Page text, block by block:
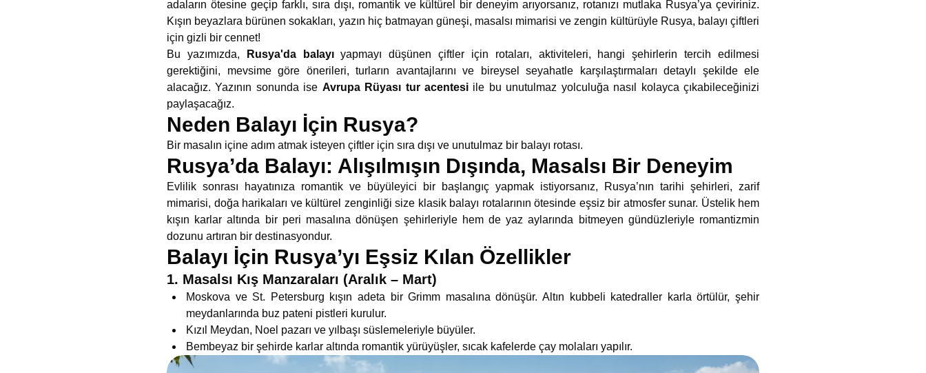
adaların ötesine geçip farklı, sıra dışı, romantik ve kültürel bir deneyim arıyorsanız, rotanızı mutlaka Rusya’ya çeviriniz.
Kışın beyazlara bürünen sokakları, yazın hiç batmayan güneşi, masalsı mimarisi ve zengin kültürüyle Rusya, balayı çiftleri
için gizli bir cennet!
Bu yazımızda,
Rusya'da balayıyapmayı düşünen çiftler için rotaları, aktiviteleri, hangi şehirlerin tercih edilmesi
gerektiğini, mevsime göre önerileri, turların avantajlarını ve bireysel seyahatle karşılaştırmaları detaylı şekilde ele
alacağız. Yazının sonunda ise Avrupa Rüyası tur acentesi ile bu unutulmaz yolculuğa nasıl kolayca çıkabileceğinizi
paylaşacağız.
Neden Balayı İçin Rusya?
Bir masalın içine adım atmak isteyen çiftler için sıra dışı ve unutulmaz bir balayı rotası.
Rusya’da Balayı: Alışılmışın Dışında, Masalsı Bir Deneyim
Evlilik sonrası hayatınıza romantik ve büyüleyici bir başlangıç yapmak istiyorsanız, Rusya’nın tarihi şehirleri, zarif
mimarisi, doğa harikaları ve kültürel zenginliği size klasik balayı rotalarının ötesinde eşsiz bir atmosfer sunar. Üstelik hem
kışın karlar altında bir peri masalına dönüşen şehirleriyle hem de yaz aylarında bitmeyen gündüzleriyle romantizmin
dozunu artıran bir destinasyondur.
Balayı İçin Rusya’yı Eşsiz Kılan Özellikler
1. Masalsı Kış Manzaraları (Aralık – Mart)
Moskova ve St. Petersburg kışın adeta bir Grimm masalına dönüşür. Altın kubbeli katedraller karla örtülür, şehir
meydanlarında buz pateni pistleri kurulur.
Kızıl Meydan, Noel pazarı ve yılbaşı süslemeleriyle büyüler.
Bembeyaz bir şehirde karlar altında romantik yürüyüşler, sıcak kafelerde çay molaları yapılır.